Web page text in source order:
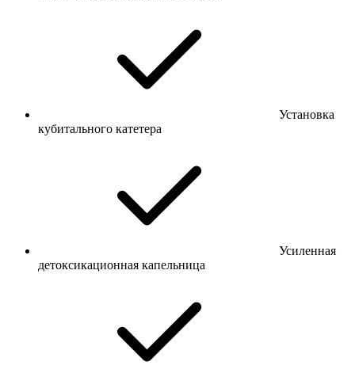
Установка
кубитального катетера
Усиленная
детоксикационная капельница